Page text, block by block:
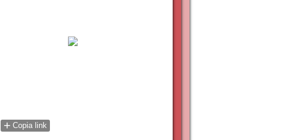
+ Copia link